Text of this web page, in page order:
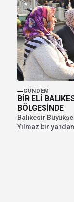
GÜNDEM
BİR ELİ
BÖLGESİNDE
Balıkesir
Yılmaz bir